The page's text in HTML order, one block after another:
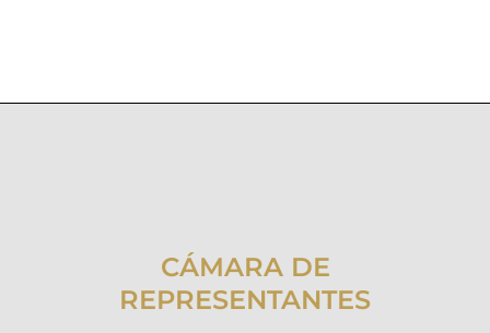
CÁMARA DE
REPRESENTANTES